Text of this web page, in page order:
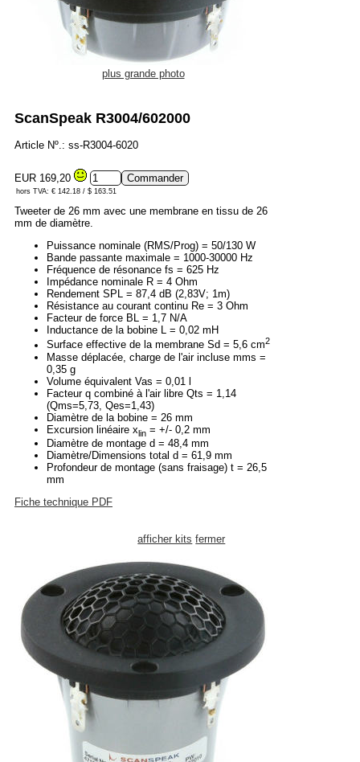
plus grande photo
ScanSpeak R3004/602000
Article Nº.: ss-R3004-6020
EUR 169,20
hors TVA: € 142.18 / $ 163.51
Tweeter de 26 mm avec une membrane en tissu de 26
mm de diamètre.
Puissance nominale (RMS/Prog) = 50/130 W
Bande passante maximale = 1000-30000 Hz
Fréquence de résonance fs = 625 Hz
Impédance nominale R = 4 Ohm
Rendement SPL = 87,4 dB (2,83V; 1m)
Résistance au courant continu Re = 3 Ohm
Facteur de force BL = 1,7 N/A
Inductance de la bobine L = 0,02 mH
Surface effective de la membrane Sd = 5,6 cm2
Masse déplacée, charge de l'air incluse mms =
0,35 g
Volume équivalent Vas = 0,01 l
Facteur q combiné à l'air libre Qts = 1,14
(Qms=5,73, Qes=1,43)
Diamètre de la bobine = 26 mm
Excursion linéaire xlin = +/- 0,2 mm
Diamètre de montage d = 48,4 mm
Diamètre/Dimensions total d = 61,9 mm
Profondeur de montage (sans fraisage) t = 26,5
mm
Fiche technique PDF
afficher kits fermer